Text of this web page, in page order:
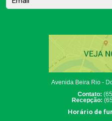
Avenida Beira Rio -
Contato:
Recepção:
Horário de